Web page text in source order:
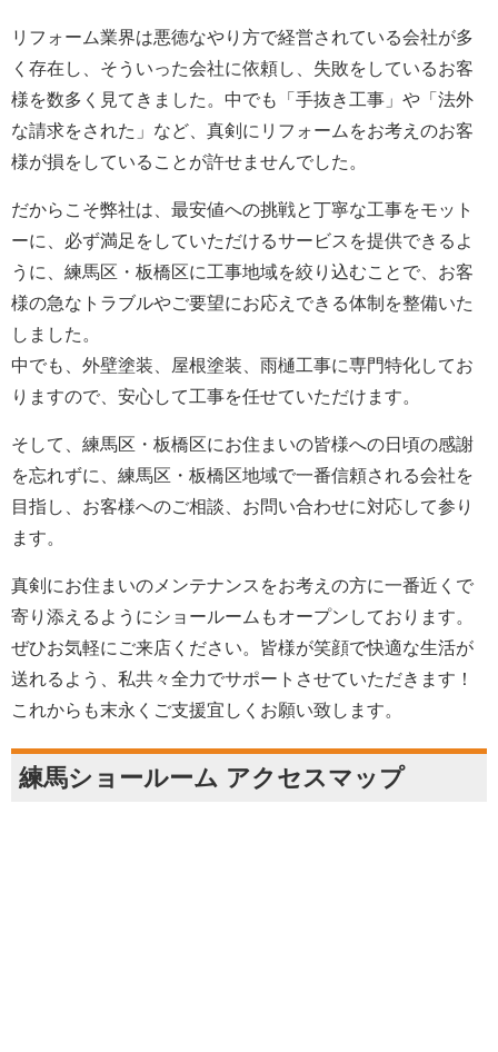
リフォーム業界は悪徳なやり方で経営されている会社が多
く存在し、そういった会社に依頼し、失敗をしているお客
様を数多く見てきました。中でも「手抜き工事」や「法外
な請求をされた」など、真剣にリフォームをお考えのお客
様が損をしていることが許せませんでした。
だからこそ弊社は、最安値への挑戦と丁寧な工事をモット
ーに、必ず満足をしていただけるサービスを提供できるよ
うに、練馬区・板橋区に工事地域を絞り込むことで、お客
様の急なトラブルやご要望にお応えできる体制を整備いた
しました。
中でも、外壁塗装、屋根塗装、雨樋工事に専門特化してお
りますので、安心して工事を任せていただけます。
そして、練馬区・板橋区にお住まいの皆様への日頃の感謝
を忘れずに、練馬区・板橋区地域で一番信頼される会社を
目指し、お客様へのご相談、お問い合わせに対応して参り
ます。
真剣にお住まいのメンテナンスをお考えの方に一番近くで
寄り添えるようにショールームもオープンしております。
ぜひお気軽にご来店ください。皆様が笑顔で快適な生活が
送れるよう、私共々全力でサポートさせていただきます！
これからも末永くご支援宜しくお願い致します。
練馬ショールーム アクセスマップ